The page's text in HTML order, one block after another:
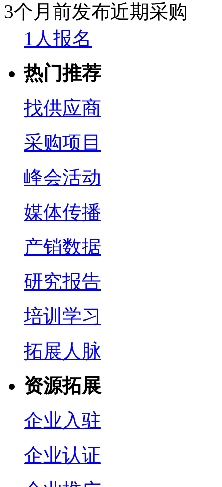
3个月前发布近期采购
1人报名
热门推荐
找供应商
采购项目
峰会活动
媒体传播
产销数据
研究报告
培训学习
拓展人脉
资源拓展
企业入驻
企业认证